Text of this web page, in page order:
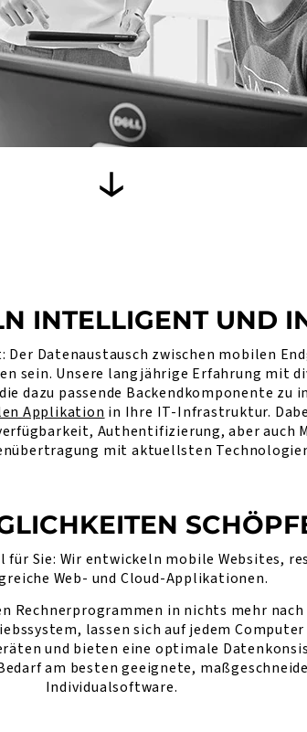
INTELLIGENT UND
Datenaustausch zwischen mobilen
sein. Unsere langjährige Erfahrung mit
dazu passende Backendkomponente
Applikation in Ihre IT-Infrastruktur.
Authentifizierung, aber auch
mit aktuellsten
Sie: Wir entwickeln mobile Websites,
Web- und Cloud-Applikationen.
Rechnerprogrammen in nichts mehr
lassen sich auf jedem
und bieten eine optimale
am besten geeignete,
Individualsoftware.